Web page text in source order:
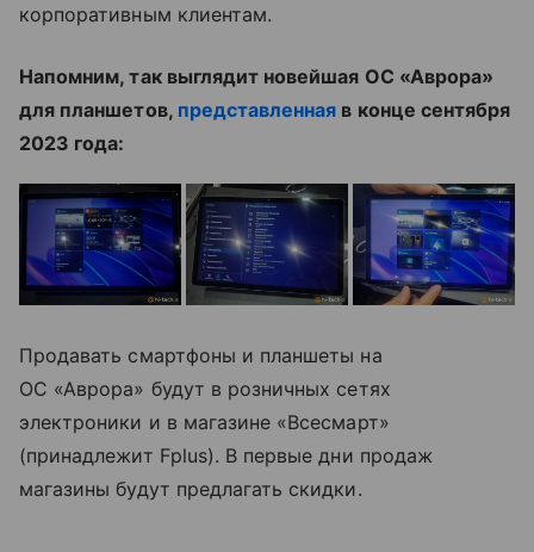
корпоративным клиентам.
Напомним, так выглядит новейшая ОС «Аврора»
для планшетов, представленная в конце сентября
2023 года:
Продавать смартфоны и планшеты на
ОС «Аврора» будут в розничных сетях
электроники и в магазине «Всесмарт»
(принадлежит Fplus). В первые дни продаж
магазины будут предлагать скидки.